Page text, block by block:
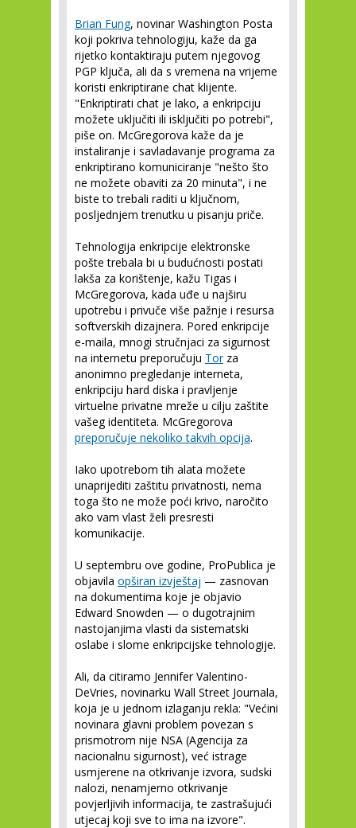
Brian Fung, novinar Washington Posta
koji pokriva tehnologiju, kaže da ga
rijetko kontaktiraju putem njegovog
PGP ključa, ali da s vremena na vrijeme
koristi enkriptirane chat klijente.
"Enkriptirati chat je lako, a enkripciju
možete uključiti ili isključiti po potrebi",
piše on. McGregorova kaže da je
instaliranje i savladavanje programa za
enkriptirano komuniciranje "nešto što
ne možete obaviti za 20 minuta", i ne
biste to trebali raditi u ključnom,
posljednjem trenutku u pisanju priče.
Tehnologija enkripcije elektronske
pošte trebala bi u budućnosti postati
lakša za korištenje, kažu Tigas i
McGregorova, kada uđe u najširu
upotrebu i privuče više pažnje i resursa
softverskih dizajnera. Pored enkripcije
e-maila, mnogi stručnjaci za sigurnost
na internetu preporučuju Torza
anonimno pregledanje interneta,
enkripciju hard diska i pravljenje
virtuelne privatne mreže u cilju zaštite
vašeg identiteta. McGregorova
preporučuje nekoliko takvih opcija.
Iako upotrebom tih alata možete
unaprijediti zaštitu privatnosti, nema
toga što ne može poći krivo, naročito
ako vam vlast želi presresti
komunikacije.
U septembru ove godine, ProPublica je
objavila opširan izvještaj — zasnovan
na dokumentima koje je objavio
Edward Snowden — o dugotrajnim
nastojanjima vlasti da sistematski
oslabe i slome enkripcijske tehnologije.
Ali, da citiramo Jennifer Valentino-
DeVries, novinarku Wall Street Journala,
koja je u jednom izlaganju rekla: "Većini
novinara glavni problem povezan s
prismotrom nije NSA (Agencija za
nacionalnu sigurnost), već istrage
usmjerene na otkrivanje izvora, sudski
nalozi, nenamjerno otkrivanje
povjerljivih informacija, te zastrašujući
utjecaj koji sve to ima na izvore".